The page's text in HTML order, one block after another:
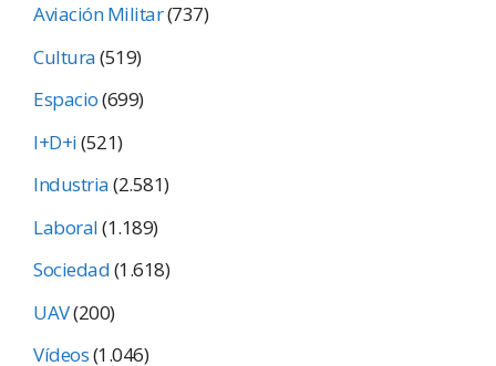
Aviación Militar(737)
Cultura(519)
Espacio(699)
I+D+i(521)
Industria(2.581)
Laboral(1.189)
Sociedad(1.618)
UAV(200)
Vídeos(1.046)